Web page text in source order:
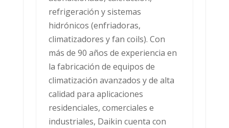
refrigeración y sistemas
hidrónicos (enfriadoras,
climatizadores y fan coils). Con
más de 90 años de experiencia en
la fabricación de equipos de
climatización avanzados y de alta
calidad para aplicaciones
residenciales, comerciales e
industriales, Daikin cuenta con